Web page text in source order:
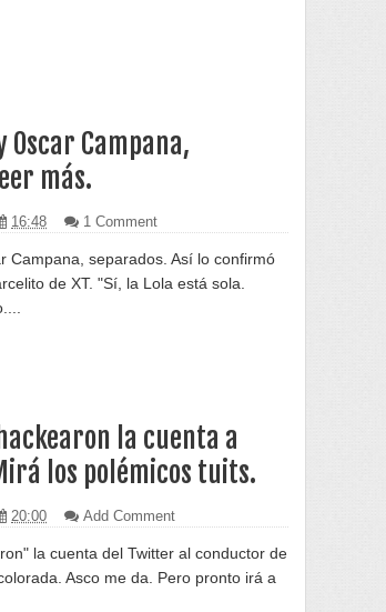
Oscar Campana,
más.
16:48 1 Comment
Campana, separados. Así lo confirmó
de XT. "Sí, la Lola está sola.
la cuenta a
los polémicos tuits.
20:00 Add Comment
la cuenta del Twitter al conductor de
Asco me da. Pero pronto irá a